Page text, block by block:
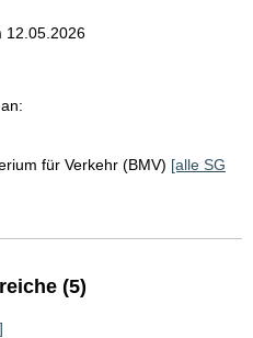
12.05.2026
für Verkehr (BMV) [alle SG
(5)